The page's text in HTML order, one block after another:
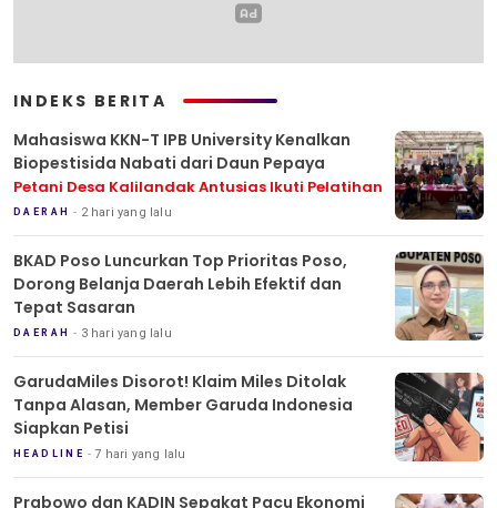
INDEKS BERITA
Mahasiswa KKN-T IPB University Kenalkan
Biopestisida Nabati dari Daun Pepaya
Petani Desa Kalilandak Antusias Ikuti Pelatihan
DAERAH 2 hari yang lalu
BKAD Poso Luncurkan Top Prioritas Poso,
Dorong Belanja Daerah Lebih Efektif dan
Tepat Sasaran
DAERAH 3 hari yang lalu
GarudaMiles Disorot! Klaim Miles Ditolak
Tanpa Alasan, Member Garuda Indonesia
Siapkan Petisi
HEADLINE 7 hari yang lalu
Prabowo dan KADIN Sepakat Pacu Ekonomi